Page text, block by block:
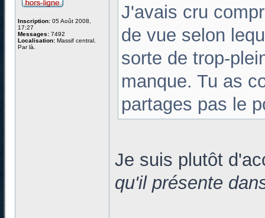
Inscription: 05 Août 2008,
17:27
Messages: 7492
Localisation: Massif central.
Par là.
J'avais cru
de vue selon
sorte de trop-
manque. Tu as
partages pas le
Je suis plutôt
qu'il présente